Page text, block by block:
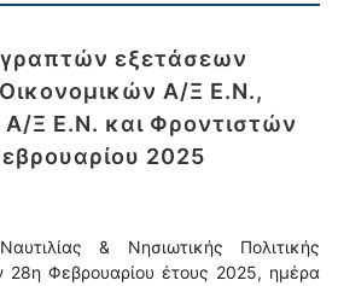
εξετάσεων
Α/Ξ Ε.Ν.,
Α/Ξ Ε.Ν. και Φροντιστών
2025
& Νησιωτικής Πολιτικής
28η Φεβρουαρίου έτους 2025, ημέρα